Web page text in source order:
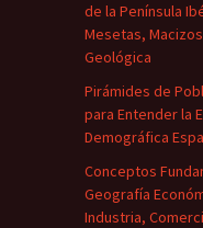
de la Península
Mesetas,
Geológica
Pirámides de
para Entender la
Demográfica
Conceptos
Geografía
Industria,